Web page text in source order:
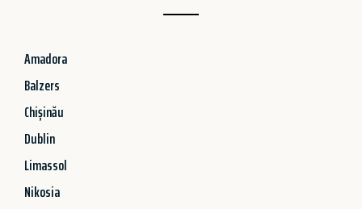
Amadora
Balzers
Chișinău
Dublin
Limassol
Nikosia